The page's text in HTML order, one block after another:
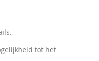
tot het